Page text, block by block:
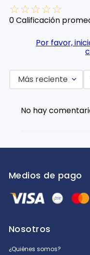
☆☆☆☆☆
0 Calificación
Por favor,
Más reciente
No hay
Medios de pago
Nosotros
¿Quiénes somos?